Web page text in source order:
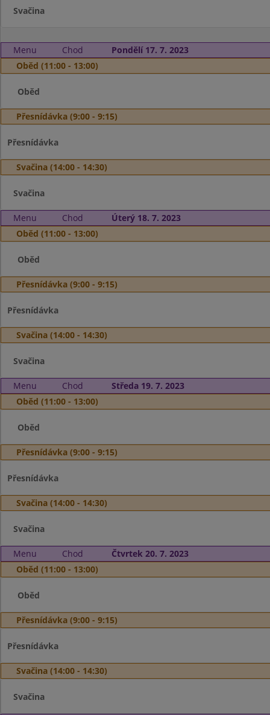
Svačina
Menu Chod
Pondělí 17. 7. 2023
Oběd (11:00 - 13:00)
Oběd
Přesnídávka (9:00 - 9:15)
Přesnídávka
Svačina (14:00 - 14:30)
Svačina
Menu Chod
Úterý 18. 7. 2023
Oběd (11:00 - 13:00)
Oběd
Přesnídávka (9:00 - 9:15)
Přesnídávka
Svačina (14:00 - 14:30)
Svačina
Menu Chod
Středa 19. 7. 2023
Oběd (11:00 - 13:00)
Oběd
Přesnídávka (9:00 - 9:15)
Přesnídávka
Svačina (14:00 - 14:30)
Svačina
Menu Chod
Čtvrtek 20. 7. 2023
Oběd (11:00 - 13:00)
Oběd
Přesnídávka (9:00 - 9:15)
Přesnídávka
Svačina (14:00 - 14:30)
Svačina